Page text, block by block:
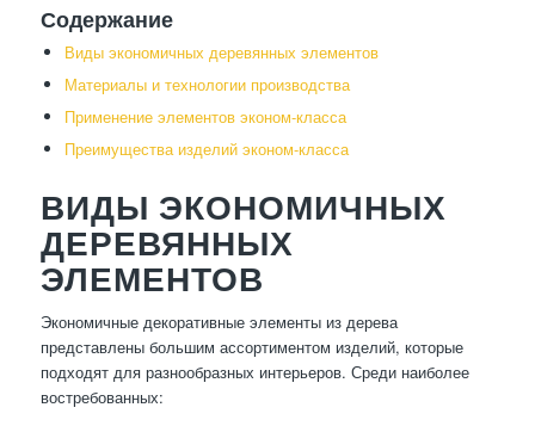
Содержание
Виды экономичных деревянных элементов
Материалы и технологии производства
Применение элементов эконом-класса
Преимущества изделий эконом-класса
ВИДЫ ЭКОНОМИЧНЫХ
ДЕРЕВЯННЫХ
ЭЛЕМЕНТОВ
Экономичные декоративные элементы из дерева
представлены большим ассортиментом изделий, которые
подходят для разнообразных интерьеров. Среди наиболее
востребованных: